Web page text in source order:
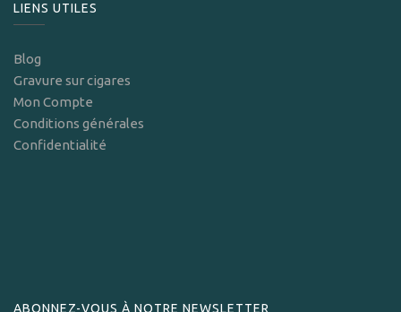
LIENS UTILES
Blog
Gravure sur cigares
Mon Compte
Conditions générales
Confidentialité
ABONNEZ-VOUS À NOTRE NEWSLETTER